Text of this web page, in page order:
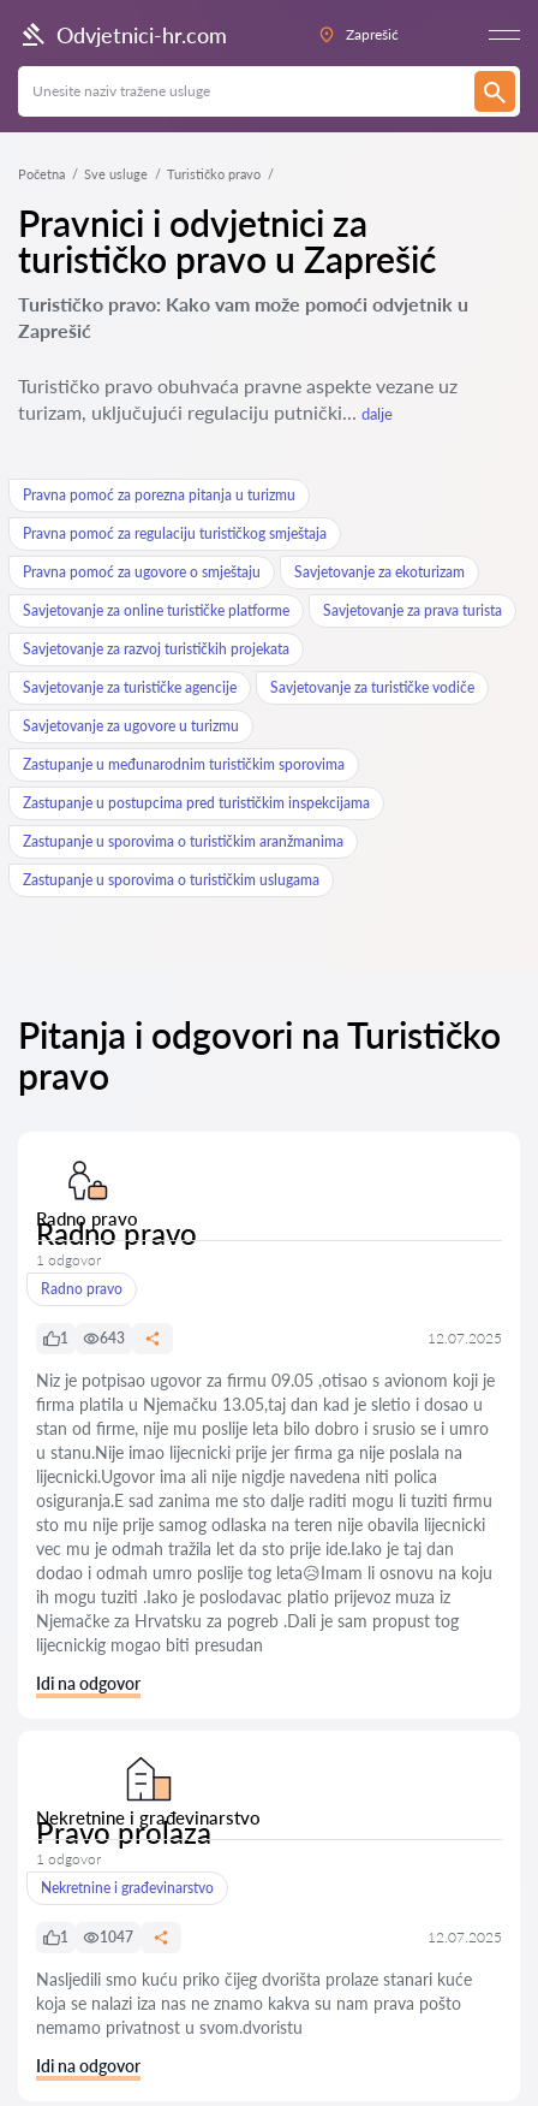
Odvjetnici-hr.com Zaprešić
Početna Sve usluge Turističko pravo
Pravnici i odvjetnici za
turističko pravo u Zaprešić
Turističko pravo: Kako vam može pomoći odvjetnik u
Zaprešić
Turističko pravo obuhvaća pravne aspekte vezane uz
turizam, uključujući regulaciju putnički... dalje
Pravna pomoć za porezna pitanja u turizmu
Pravna pomoć za regulaciju turističkog smještaja
Pravna pomoć za ugovore o smještaju Savjetovanje za ekoturizam
Savjetovanje za online turističke platforme Savjetovanje za prava turista
Savjetovanje za razvoj turističkih projekata
Savjetovanje za turističke agencije Savjetovanje za turističke vodiče
Savjetovanje za ugovore u turizmu
Zastupanje u međunarodnim turističkim sporovima
Zastupanje u postupcima pred turističkim inspekcijama
Zastupanje u sporovima o turističkim aranžmanima
Zastupanje u sporovima o turističkim uslugama
Pitanja i odgovori na Turističko
pravo
Radno pravo
Radno pravo
1 odgovor
Radno pravo
1 643 12.07.2025
Niz je potpisao ugovor za firmu 09.05 ,otisao s avionom koji je
firma platila u Njemačku 13.05,taj dan kad je sletio i dosao u
stan od firme, nije mu poslije leta bilo dobro i srusio se i umro
u stanu.Nije imao lijecnicki prije jer firma ga nije poslala na
lijecnicki.Ugovor ima ali nije nigdje navedena niti polica
osiguranja.E sad zanima me sto dalje raditi mogu li tuziti firmu
sto mu nije prije samog odlaska na teren nije obavila lijecnicki
vec mu je odmah tražila let da sto prije ide.Iako je taj dan
dodao i odmah umro poslije tog leta😥Imam li osnovu na koju
ih mogu tuziti .Iako je poslodavac platio prijevoz muza iz
Njemačke za Hrvatsku za pogreb .Dali je sam propust tog
lijecnickig mogao biti presudan
Idi na odgovor
Nekretnine i građevinarstvo
Pravo prolaza
1 odgovor
Nekretnine i građevinarstvo
1 1047 12.07.2025
Nasljedili smo kuću priko čijeg dvorišta prolaze stanari kuće
koja se nalazi iza nas ne znamo kakva su nam prava pošto
nemamo privatnost u svom.dvoristu
Idi na odgovor